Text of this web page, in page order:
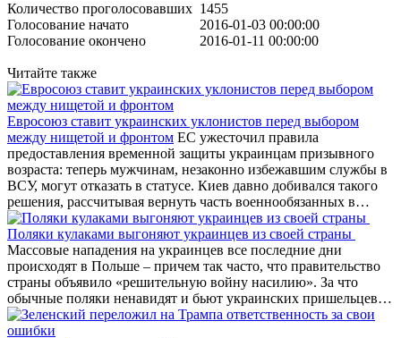
Количество проголосовавших 1455
Голосование начато
2016-01-03 00:00:00
Голосование окончено
2016-01-11 00:00:00
Читайте также
Евросоюз ставит украинских уклонистов перед выбором
между нищетой и фронтом ЕС ужесточил правила
предоставления временной защиты украинцам призывного
возраста: теперь мужчинам, незаконно избежавшим службы в
ВСУ, могут отказать в статусе. Киев давно добивался такого
решения, рассчитывая вернуть часть военнообязанных в…
Поляки кулаками выгоняют украинцев из своей страны
Массовые нападения на украинцев все последние дни
происходят в Польше – причем так часто, что правительство
страны объявило «решительную войну насилию». За что
обычные поляки ненавидят и бьют украинских пришельцев…